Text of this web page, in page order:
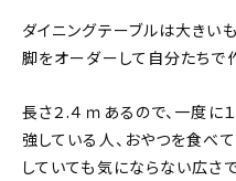
ダイニングテーブルは大きい
脚をオーダーして自分たちで
長さ２.４ｍあるので、一度に
強している人、おやつを食べ
していても気にならない広さ